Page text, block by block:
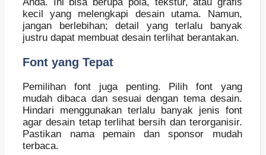
kecil yang melengkapi desain utama. Namun,
jangan berlebihan; detail yang terlalu banyak
justru dapat membuat desain terlihat berantakan.
Font yang Tepat
Pemilihan font juga penting. Pilih font yang
mudah dibaca dan sesuai dengan tema desain.
Hindari menggunakan terlalu banyak jenis font
agar desain tetap terlihat bersih dan terorganisir.
Pastikan nama pemain dan sponsor mudah
terbaca.